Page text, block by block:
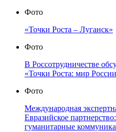
Фото
«Точки Роста – Луганск»
Фото
В Россотрудничестве
«Точки Роста: мир
Фото
Международная
Евразийское
гуманитарные